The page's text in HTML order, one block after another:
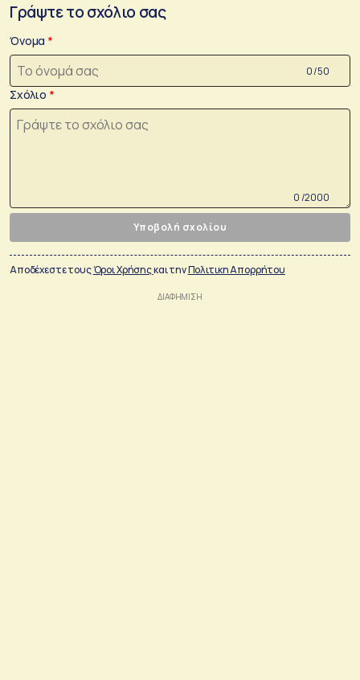
Γράψτε το σχόλιο σας
Όνομα
0 /50
Σχόλιο
0 /2000
Υποβολή σχολίου
Αποδέχεστε τουςΌροι Χρήσηςκαι τηνΠολιτικη Απορρήτου